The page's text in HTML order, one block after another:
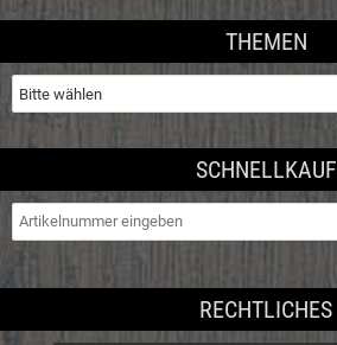
THEMEN
SCHNELLKAUF
RECHTLICHES